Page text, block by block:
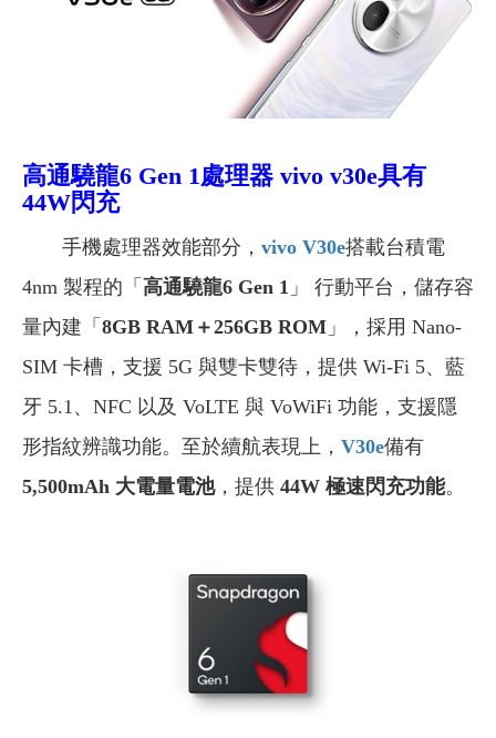
高通驍龍6 Gen 1處理器 vivo v30e具有
44W閃充
手機處理器效能部分， vivo V30e搭載台積電
4nm 製程的「 高通驍龍6 Gen 1 」 行動平台，儲存容
量內建「 8GB RAM＋256GB ROM 」，採用 Nano-
SIM 卡槽，支援 5G 與雙卡雙待，提供 Wi-Fi 5、藍
牙 5.1、NFC 以及 VoLTE 與 VoWiFi 功能，支援隱
形指紋辨識功能。至於續航表現上， V30e備有
5,500mAh 大電量電池，提供 44W 極速閃充功能。